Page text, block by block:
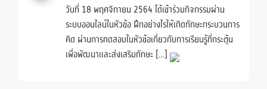
วันที่ 18 พฤศจิกายน 2564 ได้เข้าร่วมกิจกรรมผ่าน
ระบบออนไลน์ในหัวข้อ ฝึกอย่างไรให้เกิดทักษะกระบวนการ
คิด ผ่านการทดสอบในหัวข้อเกี่ยวกับการเรียนรู้ที่กระตุ้น
เพื่อพัฒนาและส่งเสริมทักษะ […]